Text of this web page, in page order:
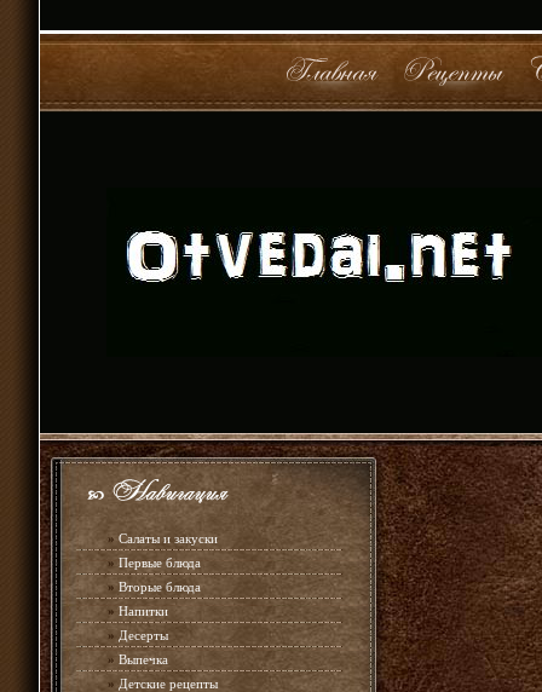
» Салаты и закуски
» Первые блюда
» Вторые блюда
» Напитки
»Десерты
» Выпечка
» Детские рецепты